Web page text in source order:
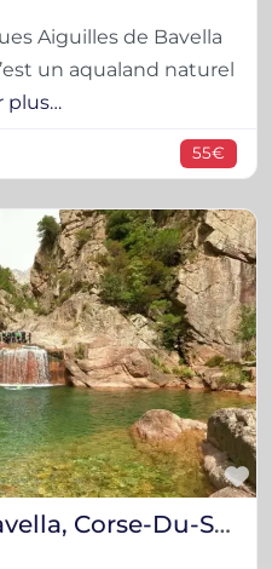
Aiguilles de Bavella
un aqualand naturel
plus…
55€
Vacca – Canyon à Bavella, Corse-Du-Sud